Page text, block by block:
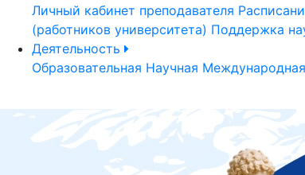
Личный кабинет преподавателя
(работников университета) Поддержка
Деятельность
Образовательная Научная Международная